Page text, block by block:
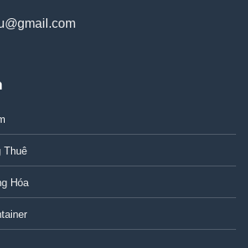
Thuê
Hóa